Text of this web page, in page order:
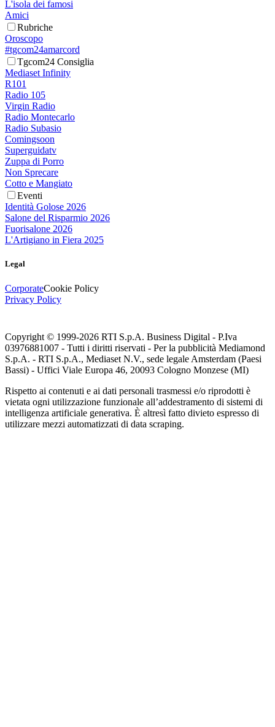
L'isola dei famosi
Amici
Rubriche
Oroscopo
#tgcom24amarcord
Tgcom24 Consiglia
Mediaset Infinity
R101
Radio 105
Virgin Radio
Radio Montecarlo
Radio Subasio
Comingsoon
Superguidatv
Zuppa di Porro
Non Sprecare
Cotto e Mangiato
Eventi
Identità Golose 2026
Salone del Risparmio 2026
Fuorisalone 2026
L'Artigiano in Fiera 2025
Legal
CorporateCookie Policy
Privacy Policy
Copyright © 1999-2026 RTI S.p.A. Business Digital - P.Iva
03976881007 - Tutti i diritti riservati - Per la pubblicità Mediamond
S.p.A. - RTI S.p.A., Mediaset N.V., sede legale Amsterdam (Paesi
Bassi) - Uffici Viale Europa 46, 20093 Cologno Monzese (MI)
Rispetto ai contenuti e ai dati personali trasmessi e/o riprodotti è
vietata ogni utilizzazione funzionale all’addestramento di sistemi di
intelligenza artificiale generativa. È altresì fatto divieto espresso di
utilizzare mezzi automatizzati di data scraping.